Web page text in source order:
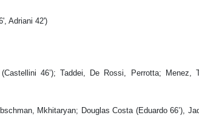
Adriani 42')
46’); Taddei, De Rossi, Perrotta; Menez,
Mkhitaryan; Douglas Costa (Eduardo 66’),